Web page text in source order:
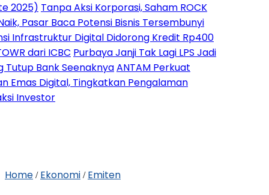
Tanpa Aksi Korporasi, Saham ROCK
Baca Potensi Bisnis Tersembunyi
Digital Didorong Kredit Rp400
ICBCPurbaya Janji Tak Lagi LPS Jadi
SeenaknyaANTAM Perkuat
Tingkatkan Pengalaman
Home / Ekonomi / Emiten